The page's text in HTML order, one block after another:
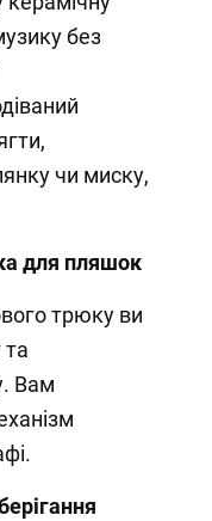
без
чи миску,
для пляшок
трюку ви
Вам